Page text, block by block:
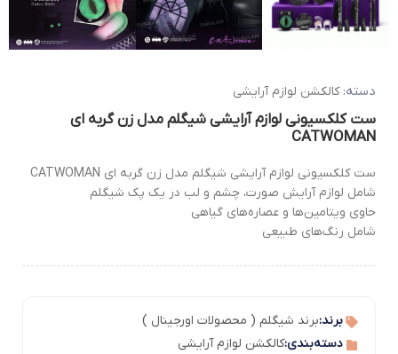
دسته: کالکشن لوازم آرایشی
ست کلکسیونی لوازم آرایشی شیگلم مدل زن گربه ای
CATWOMAN
ست کلکسیونی لوازم آرایشی شیگلم مدل زن گربه ای CATWOMAN
شامل لوازم آرایش صورت، چشم و لب در یک پک شیگلم
حاوی ویتامین‌ها و عصاره‌های گیاهی
شامل رنگ‌های طبیعی
برند:برند شیگلم ( محصولات اورجینال )
دسته‌بندی:کالکشن لوازم آرایشی